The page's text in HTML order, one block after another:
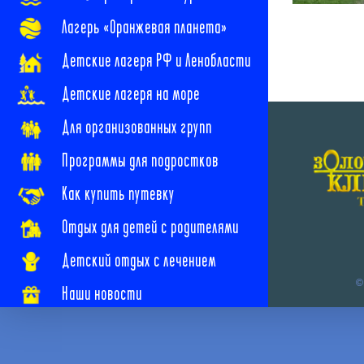
Лагерь «Оранжевая планета»
Детские лагеря РФ и Ленобласти
Детские лагеря на море
Для организованных групп
Программы для подростков
Как купить путевку
Отдых для детей с родителями
Детский отдых с лечением
Наши новости
©